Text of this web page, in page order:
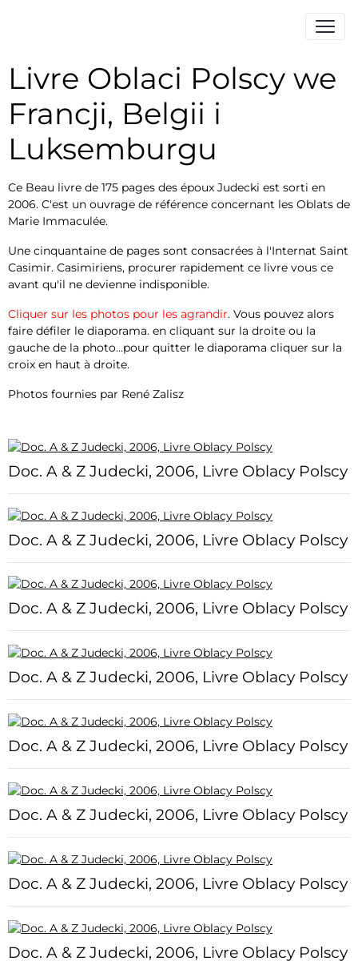
Livre Oblaci Polscy we
Francji, Belgii i
Luksemburgu
Ce Beau livre de 175 pages des époux Judecki est sorti en
2006. C'est un ouvrage de référence concernant les Oblats de
Marie Immaculée.
Une cinquantaine de pages sont consacrées à l'Internat Saint
Casimir. Casimiriens, procurer rapidement ce livre vous ce
avant qu'il ne devienne indisponible.
Cliquer sur les photos pour les agrandir. Vous pouvez alors
faire défiler le diaporama. en cliquant sur la droite ou la
gauche de la photo...pour quitter le diaporama cliquer sur la
croix en haut à droite.
Photos fournies par René Zalisz
Doc. A & Z Judecki, 2006, Livre Oblacy Polscy
Doc. A & Z Judecki, 2006, Livre Oblacy Polscy
Doc. A & Z Judecki, 2006, Livre Oblacy Polscy
Doc. A & Z Judecki, 2006, Livre Oblacy Polscy
Doc. A & Z Judecki, 2006, Livre Oblacy Polscy
Doc. A & Z Judecki, 2006, Livre Oblacy Polscy
Doc. A & Z Judecki, 2006, Livre Oblacy Polscy
Doc. A & Z Judecki, 2006, Livre Oblacy Polscy